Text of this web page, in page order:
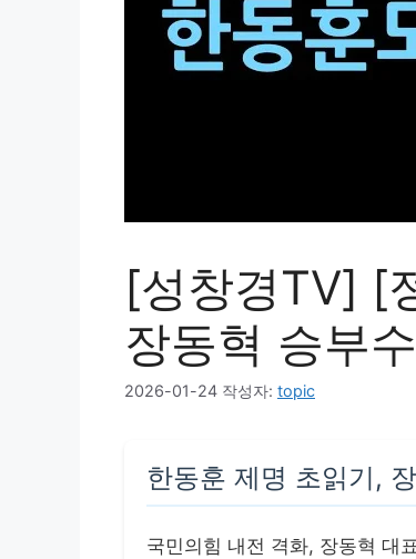
[성창경TV] [
장동혁 승부
2026-01-24 작성자: topic
한동훈 제명 초읽기,
국민의힘 내전 격화, 장동혁 대